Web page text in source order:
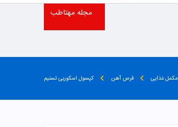
مجله مهتاطب
مکمل غذایی قرص آهن کپسول اسکوربی تسنیم